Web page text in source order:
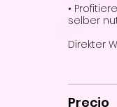
•
selber
Precio